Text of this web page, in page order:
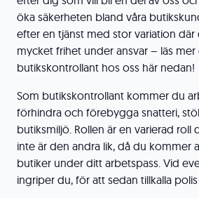
öka säkerheten bland våra
efter en tjänst med stor variation
mycket frihet under ansvar – läs
butikskontrollant hos oss här nedan!
Som butikskontrollant kommer du
förhindra och förebygga snatteri,
butiksmiljö. Rollen är en varierad roll
inte är den andra lik, då du kommer
butiker under ditt arbetspass. Vid
ingriper du, för att sedan tillkalla